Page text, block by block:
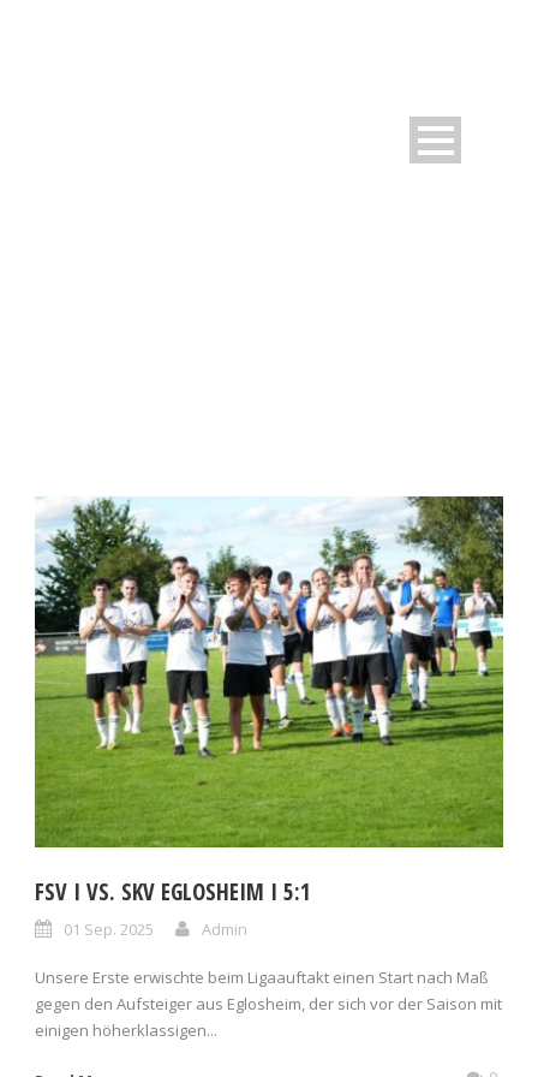
FSV I VS. SKV EGLOSHEIM I 5:1
01 Sep. 2025 Admin
Unsere Erste erwischte beim Ligaauftakt einen Start nach Maß
gegen den Aufsteiger aus Eglosheim, der sich vor der Saison mit
einigen höherklassigen...